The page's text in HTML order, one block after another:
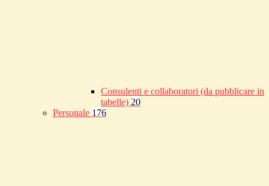
Consulenti e collaboratori (da pubblicare in
tabelle) 20
Personale 176